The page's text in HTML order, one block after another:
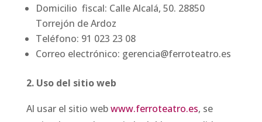
Domicilio fiscal: Calle Alcalá, 50. 28850
Torrejón de Ardoz
Teléfono: 91 023 23 08
Correo electrónico: gerencia@ferroteatro.es
2. Uso del sitio web
Al usar el sitio webwww.ferroteatro.es, se